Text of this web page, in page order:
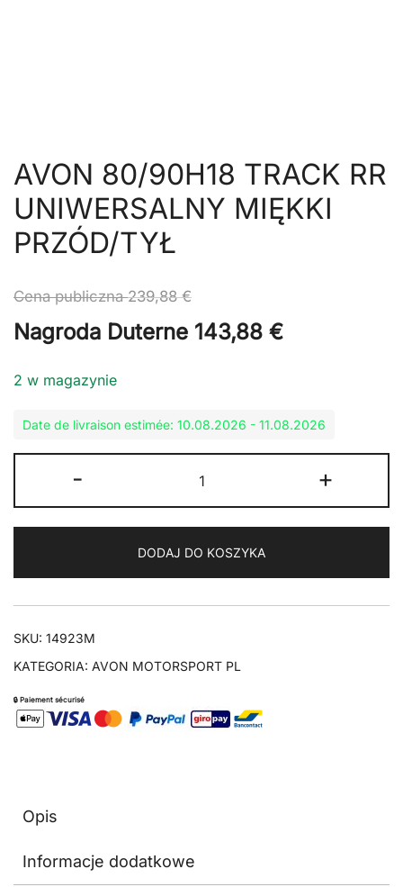
AVON 80/90H18 TRACK RR
UNIWERSALNY MIĘKKI
PRZÓD/TYŁ
Cena publiczna239,88€
Nagroda Duterne 143,88 €
2 w magazynie
Date de livraison estimée: 10.08.2026 - 11.08.2026
-
AVON
80/90H18
RR
UNIWERSALNY
MIĘKKI
+
DODAJ DO KOSZYKA
SKU: 14923M
KATEGORIA: AVON MOTORSPORT PL
🔒 Paiement sécurisé
Opis
Informacje dodatkowe